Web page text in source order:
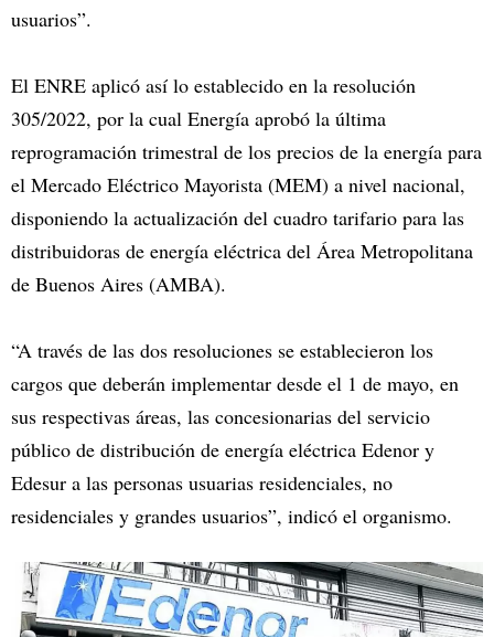
usuarios”.
El ENRE aplicó así lo establecido en la resolución
305/2022, por la cual Energía aprobó la última
reprogramación trimestral de los precios de la energía para
el Mercado Eléctrico Mayorista (MEM) a nivel nacional,
disponiendo la actualización del cuadro tarifario para las
distribuidoras de energía eléctrica del Área Metropolitana
de Buenos Aires (AMBA).
“A través de las dos resoluciones se establecieron los
cargos que deberán implementar desde el 1 de mayo, en
sus respectivas áreas, las concesionarias del servicio
público de distribución de energía eléctrica Edenor y
Edesur a las personas usuarias residenciales, no
residenciales y grandes usuarios”, indicó el organismo.